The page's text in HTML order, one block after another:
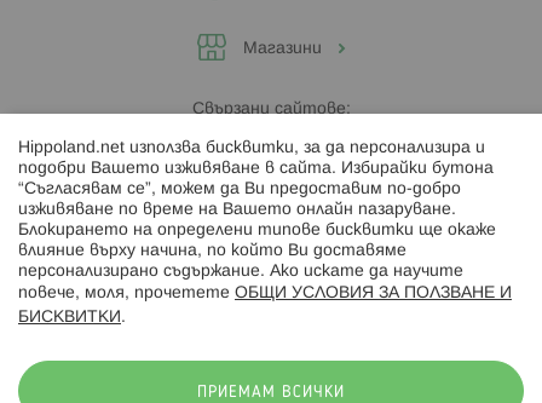
Магазини
Свързани сайтове:
Hippoland.ro
Последвайте ни:
Hippoland.net използва бисквитки, за да персонализира и
подобри Вашето изживяване в сайта. Избирайки бутона
“Съгласявам се”, можем да Ви предоставим по-добро
изживяване по време на Вашето онлайн пазаруване.
Блокирането на определени типове бисквитки ще окаже
влияние върху начина, по който Ви доставяме
персонализирано съдържание. Ако искате да научите
повече, моля, прочетете ОБЩИ УСЛОВИЯ ЗА ПОЛЗВАНЕ И
БИСКВИТКИ .
ПРИЕМАМ ВСИЧКИ